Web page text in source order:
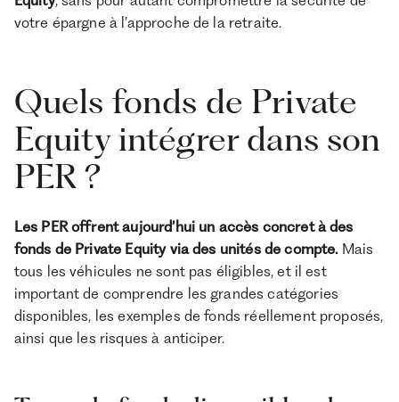
votre épargne à l’approche de la retraite.
Quels fonds de Private
Equity intégrer dans son
PER ?
Les PER offrent aujourd’hui un accès concret à des
fonds de Private Equity via des unités de compte. Mais
tous les véhicules ne sont pas éligibles, et il est
important de comprendre les grandes catégories
disponibles, les exemples de fonds réellement proposés,
ainsi que les risques à anticiper.